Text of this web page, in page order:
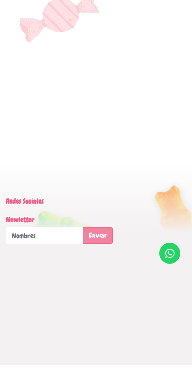
Redes Sociales
Newletter
Enviar